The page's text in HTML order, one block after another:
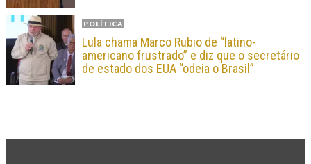
POLÍTICA
Lula chama Marco Rubio de “latino-
americano frustrado” e diz que o secretário
de estado dos EUA “odeia o Brasil”